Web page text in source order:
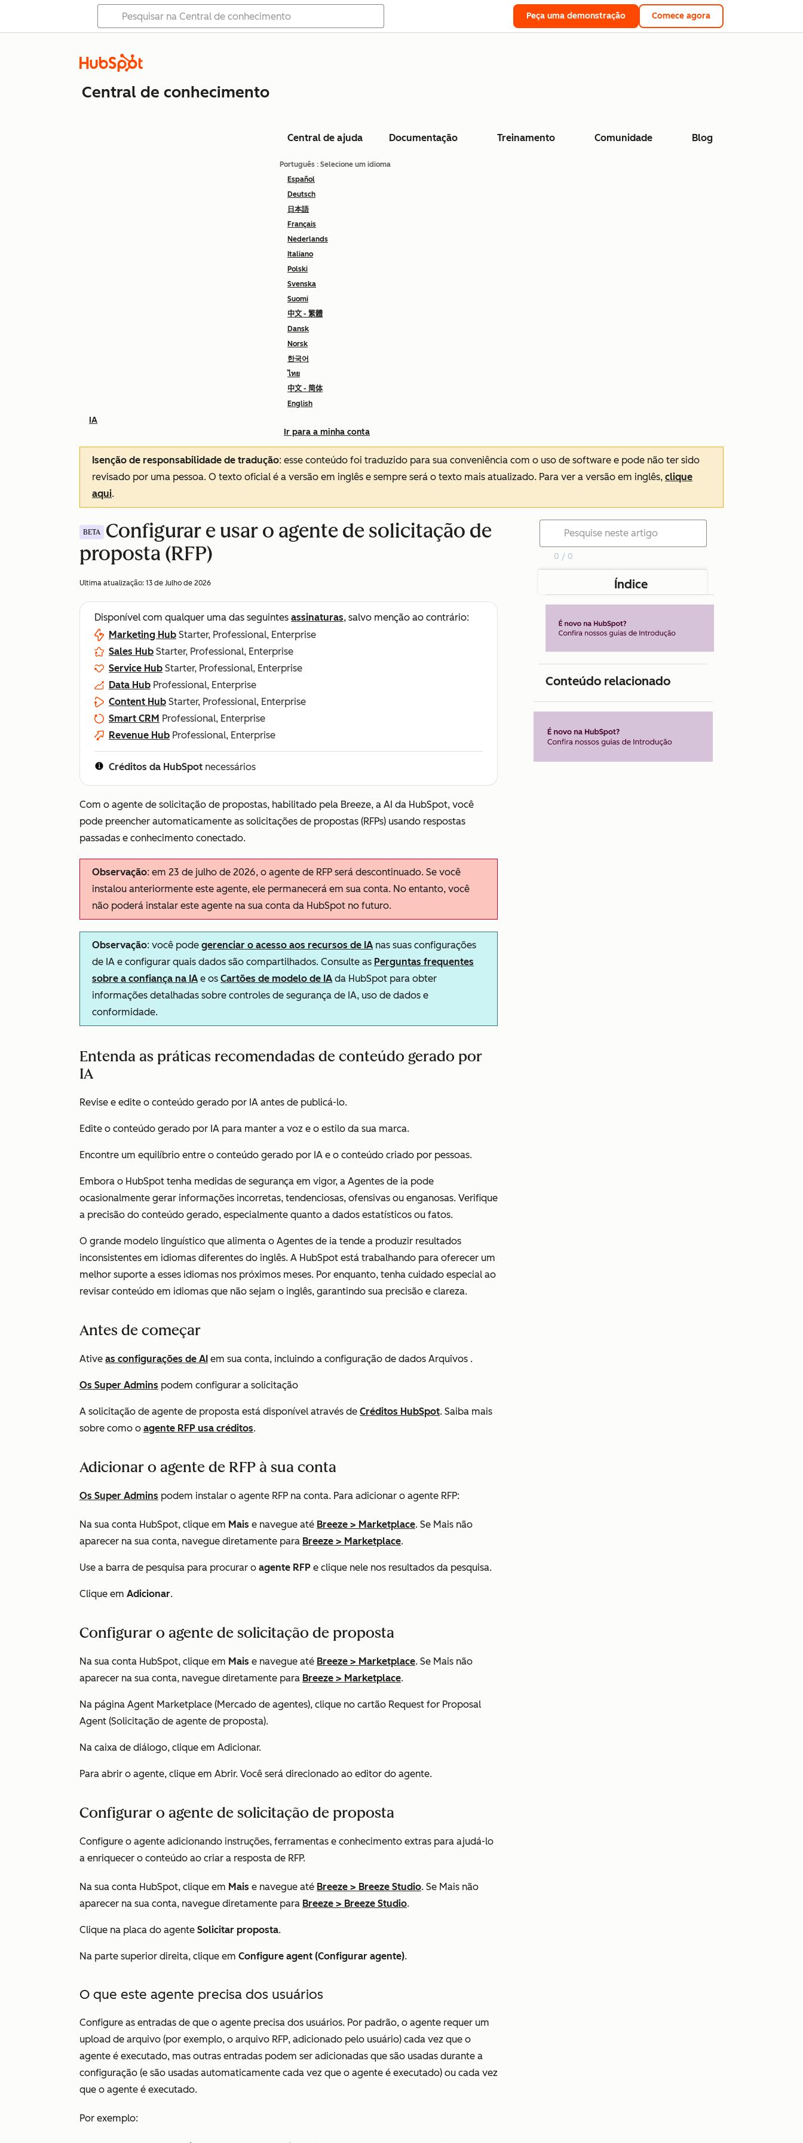
Peça uma demonstração Comece agora
Central de conhecimento
Central de ajuda Documentação Treinamento Comunidade Blog
Português : Selecione um idioma
Español
Deutsch
日本語
Français
Nederlands
Italiano
Polski
Svenska
Suomi
中文 - 繁體
Dansk
Norsk
한국어
ไทย
中文 - 简体
English
Ir para a minha conta
IA
Isenção de responsabilidade de tradução: esse conteúdo foi traduzido para sua conveniência com o uso de software e pode não ter sido
revisado por uma pessoa. O texto oficial é a versão em inglês e sempre será o texto mais atualizado. Para ver a versão em inglês, clique
aqui.
BETA
Configurar e usar o agente de solicitação de
proposta (RFP)
Ultima atualização: 13 de Julho de 2026
Disponível com qualquer uma das seguintes assinaturas, salvo menção ao contrário:
Marketing Hub Starter, Professional, Enterprise
Sales Hub Starter, Professional, Enterprise
Service Hub Starter, Professional, Enterprise
Data Hub Professional, Enterprise
Content Hub Starter, Professional, Enterprise
Smart CRM Professional, Enterprise
Revenue Hub Professional, Enterprise
Créditos da HubSpot necessários
Com o agente de solicitação de propostas, habilitado pela Breeze, a AI da HubSpot, você
pode preencher automaticamente as solicitações de propostas (RFPs) usando respostas
passadas e conhecimento conectado.
Observação: em 23 de julho de 2026, o agente de RFP será descontinuado. Se você
instalou anteriormente este agente, ele permanecerá em sua conta. No entanto, você
não poderá instalar este agente na sua conta da HubSpot no futuro.
Observação: você pode gerenciar o acesso aos recursos de IA nas suas configurações
de IA e configurar quais dados são compartilhados. Consulte as Perguntas frequentes
sobre a confiança na IA e os Cartões de modelo de IA da HubSpot para obter
informações detalhadas sobre controles de segurança de IA, uso de dados e
conformidade.
Entenda as práticas recomendadas de conteúdo gerado por
IA
Revise e edite o conteúdo gerado por IA antes de publicá-lo.
Edite o conteúdo gerado por IA para manter a voz e o estilo da sua marca.
Encontre um equilíbrio entre o conteúdo gerado por IA e o conteúdo criado por pessoas.
Embora o HubSpot tenha medidas de segurança em vigor, a Agentes de ia pode
ocasionalmente gerar informações incorretas, tendenciosas, ofensivas ou enganosas. Verifique
a precisão do conteúdo gerado, especialmente quanto a dados estatísticos ou fatos.
O grande modelo linguístico que alimenta o Agentes de ia tende a produzir resultados
inconsistentes em idiomas diferentes do inglês. A HubSpot está trabalhando para oferecer um
melhor suporte a esses idiomas nos próximos meses. Por enquanto, tenha cuidado especial ao
revisar conteúdo em idiomas que não sejam o inglês, garantindo sua precisão e clareza.
Antes de começar
Ative as configurações de AI em sua conta, incluindo a configuração de dados Arquivos .
Os Super Admins podem configurar a solicitação
A solicitação de agente de proposta está disponível através de Créditos HubSpot. Saiba mais
sobre como o agente RFP usa créditos.
Adicionar o agente de RFP à sua conta
Os Super Admins podem instalar o agente RFP na conta. Para adicionar o agente RFP:
Na sua conta HubSpot, clique em Mais e navegue até Breeze > Marketplace. Se Mais não
aparecer na sua conta, navegue diretamente para Breeze > Marketplace.
Use a barra de pesquisa para procurar o agente RFP e clique nele nos resultados da pesquisa.
Clique em Adicionar.
Configurar o agente de solicitação de proposta
Na sua conta HubSpot, clique em Mais e navegue até Breeze > Marketplace. Se Mais não
aparecer na sua conta, navegue diretamente para Breeze > Marketplace.
Na página Agent Marketplace (Mercado de agentes), clique no cartão Request for Proposal
Agent (Solicitação de agente de proposta).
Na caixa de diálogo, clique em Adicionar.
Para abrir o agente, clique em Abrir. Você será direcionado ao editor do agente.
Configurar o agente de solicitação de proposta
Configure o agente adicionando instruções, ferramentas e conhecimento extras para ajudá-lo
a enriquecer o conteúdo ao criar a resposta de RFP.
Na sua conta HubSpot, clique em Mais e navegue até Breeze > Breeze Studio. Se Mais não
aparecer na sua conta, navegue diretamente para Breeze > Breeze Studio.
Clique na placa do agente Solicitar proposta.
Na parte superior direita, clique em Configure agent (Configurar agente).
O que este agente precisa dos usuários
Configure as entradas de que o agente precisa dos usuários. Por padrão, o agente requer um
upload de arquivo (por exemplo, o arquivo RFP, adicionado pelo usuário) cada vez que o
agente é executado, mas outras entradas podem ser adicionadas que são usadas durante a
configuração (e são usadas automaticamente cada vez que o agente é executado) ou cada vez
que o agente é executado.
Por exemplo:
0 / 0
Índice
Conteúdo relacionado